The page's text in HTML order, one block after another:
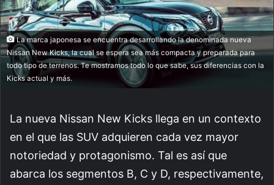
La marca japonesa se encuentra desarrollando la denominada nueva
Nissan New Kicks, la cual se espera sea más compacta y preparada para
todo tipo de terrenos. Te mostramos todo lo que sabe, sus diferencias con la
Kicks actual y más.
La nueva Nissan New Kicks llega en un contexto
en el que las SUV adquieren cada vez mayor
notoriedad y protagonismo. Tal es así que
abarca los segmentos B, C y D, respectivamente,